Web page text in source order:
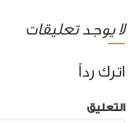
لا يوجد تعليقات
اترك رداً
التعليق